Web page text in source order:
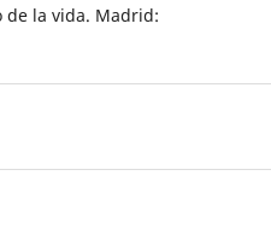
de la vida. Madrid: